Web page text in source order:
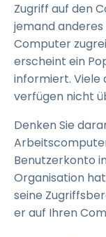
Zugriff auf den
jemand
Computer
erscheint ein
informiert. Viele
verfügen nicht
Denken Sie
Benutzerkonto
Organisation
seine
er auf Ihren